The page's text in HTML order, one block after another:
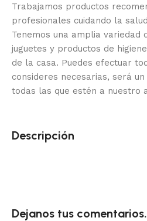
Trabajamos productos
profesionales cuidando la
Tenemos una amplia variedad
juguetes y productos de
de la casa. Puedes efectuar
consideres necesarias, será
todas las que estén a nuestro
Descripción
Dejanos tus comentarios.